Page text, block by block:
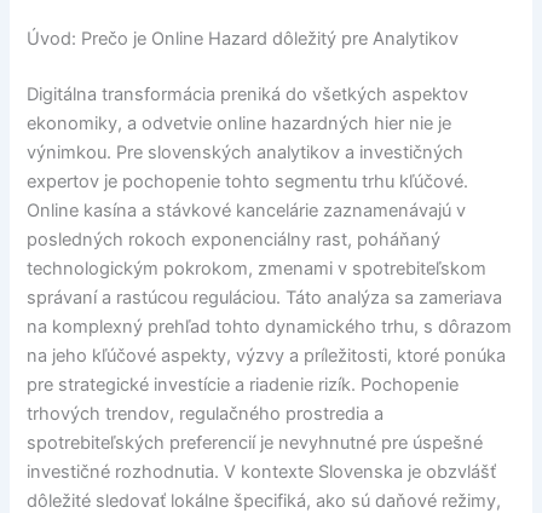
Úvod: Prečo je Online Hazard dôležitý pre Analytikov
Digitálna transformácia preniká do všetkých aspektov
ekonomiky, a odvetvie online hazardných hier nie je
výnimkou. Pre slovenských analytikov a investičných
expertov je pochopenie tohto segmentu trhu kľúčové.
Online kasína a stávkové kancelárie zaznamenávajú v
posledných rokoch exponenciálny rast, poháňaný
technologickým pokrokom, zmenami v spotrebiteľskom
správaní a rastúcou reguláciou. Táto analýza sa zameriava
na komplexný prehľad tohto dynamického trhu, s dôrazom
na jeho kľúčové aspekty, výzvy a príležitosti, ktoré ponúka
pre strategické investície a riadenie rizík. Pochopenie
trhových trendov, regulačného prostredia a
spotrebiteľských preferencií je nevyhnutné pre úspešné
investičné rozhodnutia. V kontexte Slovenska je obzvlášť
dôležité sledovať lokálne špecifiká, ako sú daňové režimy,